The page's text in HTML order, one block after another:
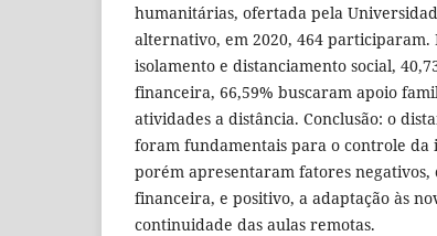
humanitárias, ofertada pela
alternativo, em 2020, 464 participaram.
isolamento e distanciamento social,
financeira, 66,59% buscaram apoio
atividades a distância. Conclusão: o
foram fundamentais para o controle da
porém apresentaram fatores negativos,
financeira, e positivo, a adaptação às
continuidade das aulas remotas.